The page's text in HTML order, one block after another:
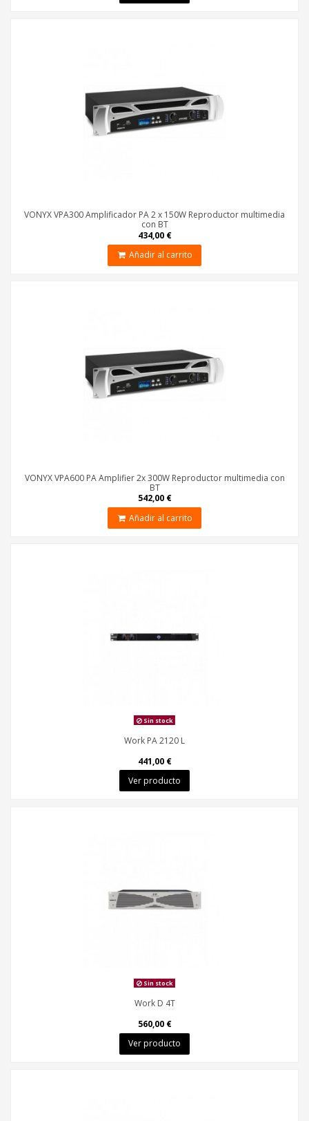
VONYX VPA300 Amplificador PA 2 x 150W Reproductor multimedia
con BT
434,00 €
Añadir al carrito
VONYX VPA600 PA Amplifier 2x 300W Reproductor multimedia con
BT
542,00 €
Añadir al carrito
Sin stock
Work PA 2120 L
441,00 €
Ver producto
Sin stock
Work D 4T
560,00 €
Ver producto